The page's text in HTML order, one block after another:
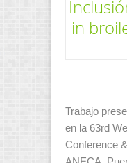
in
Trabajo
en la 63rd
Conference